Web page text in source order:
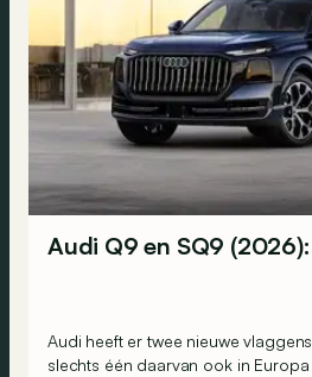
Audi Q9 en SQ9
Audi heeft er twee nieuwe
slechts één daarvan ook in